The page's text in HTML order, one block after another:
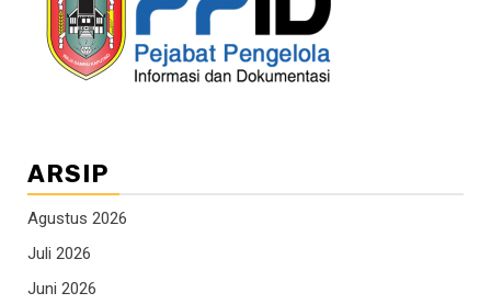
ARSIP
Agustus 2026
Juli 2026
Juni 2026